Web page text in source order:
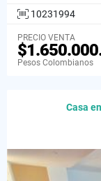
10231994
PRECIO VENTA
Pesos Colombianos
Casa